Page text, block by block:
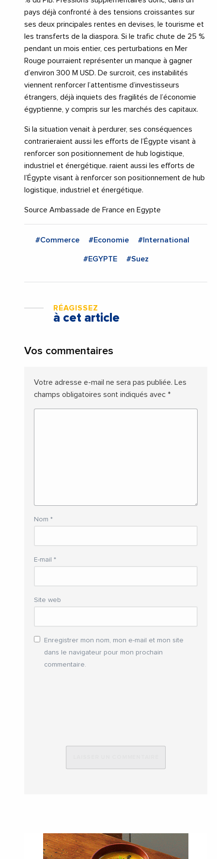
pays déjà confronté à des tensions croissantes sur
ses deux principales rentes en devises, le tourisme et
les transferts de la diaspora. Si le trafic chute de 25 %
pendant un mois entier, ces perturbations en Mer
Rouge pourraient représenter un manque à gagner
d’environ 300 M USD. De surcroit, ces instabilités
viennent renforcer l’attentisme d’investisseurs
étrangers, déjà inquiets des fragilités de l’économie
égyptienne, y compris sur les marchés des capitaux.
Si la situation venait à perdurer, ses conséquences
contrarieraient aussi les efforts de l’Égypte visant à
renforcer son positionnement de hub logistique,
industriel et énergétique. raient aussi les efforts de
l’Égypte visant à renforcer son positionnement de hub
logistique, industriel et énergétique.
Source Ambassade de France en Egypte
#Commerce #Economie #International
#EGYPTE #Suez
RÉAGISSEZ
à cet article
Vos commentaires
Votre adresse e-mail ne sera pas publiée. Les
champs obligatoires sont indiqués avec *
Nom *
E-mail *
Site web
Enregistrer mon nom, mon e-mail et mon site
dans le navigateur pour mon prochain
commentaire.